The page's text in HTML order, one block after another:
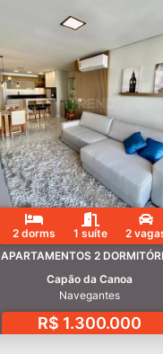
2 dorms 1 suíte
2
APARTAMENTOS 2
Capão da Canoa
Navegantes
R$ 1.300.000